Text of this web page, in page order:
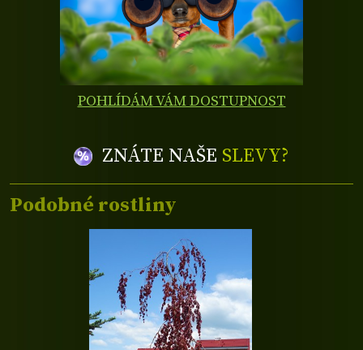
POHLÍDÁM VÁM DOSTUPNOST
ZNÁTE NAŠE SLEVY?
Podobné rostliny